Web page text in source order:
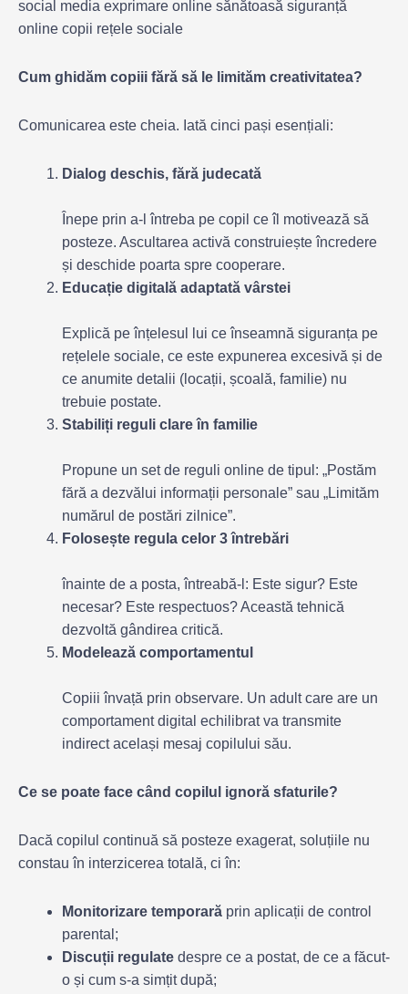
Cum ghidăm copiii fără să le limităm creativitatea?
Comunicarea este cheia. Iată cinci pași esențiali:
Dialog deschis, fără judecată
Înepe prin a-l întreba pe copil ce îl motivează să
posteze. Ascultarea activă construiește încredere
și deschide poarta spre cooperare.
Educație digitală adaptată vârstei
Explică pe înțelesul lui ce înseamnă siguranța pe
rețelele sociale, ce este expunerea excesivă și de
ce anumite detalii (locații, școală, familie) nu
trebuie postate.
Stabiliți reguli clare în familie
Propune un set de reguli online de tipul: „Postăm
fără a dezvălui informații personale” sau „Limităm
numărul de postări zilnice”.
Folosește regula celor 3 întrebări
înainte de a posta, întreabă-l: Este sigur? Este
necesar? Este respectuos? Această tehnică
dezvoltă gândirea critică.
Modelează comportamentul
Copiii învață prin observare. Un adult care are un
comportament digital echilibrat va transmite
indirect același mesaj copilului său.
Ce se poate face când copilul ignoră sfaturile?
Dacă copilul continuă să posteze exagerat, soluțiile nu
constau în interzicerea totală, ci în:
Monitorizare temporară prin aplicații de control
parental;
Discuții regulate despre ce a postat, de ce a făcut-
o și cum s-a simțit după;